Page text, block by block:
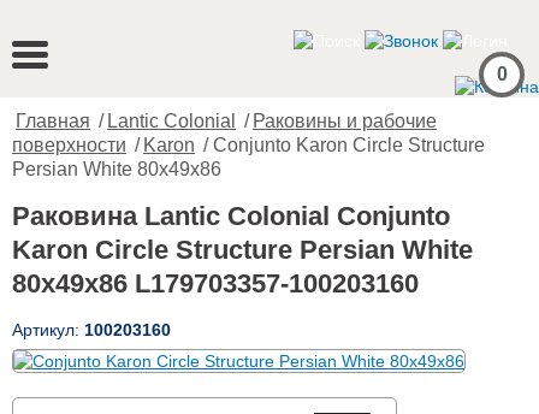
0
Главная / Lantic Colonial / Раковины и рабочие
поверхности / Karon / Conjunto Karon Circle Structure
Persian White 80x49x86
Раковина Lantic Colonial Conjunto
Karon Circle Structure Persian White
80x49x86 L179703357-100203160
Артикул: 100203160